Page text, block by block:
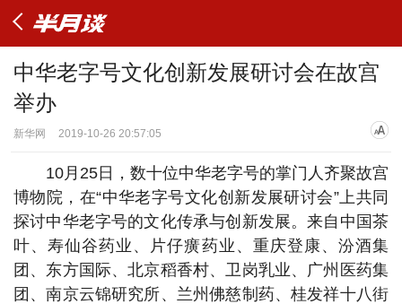
中华老字号文化创新发展研讨会在故宫
举办
新华网 2019-10-26 20:57:05
10月25日，数十位中华老字号的掌门人齐聚故宫
博物院，在“中华老字号文化创新发展研讨会”上共同
探讨中华老字号的文化传承与创新发展。来自中国茶
叶、寿仙谷药业、片仔癀药业、重庆登康、汾酒集
团、东方国际、北京稻香村、卫岗乳业、广州医药集
团、南京云锦研究所、兰州佛慈制药、桂发祥十八街